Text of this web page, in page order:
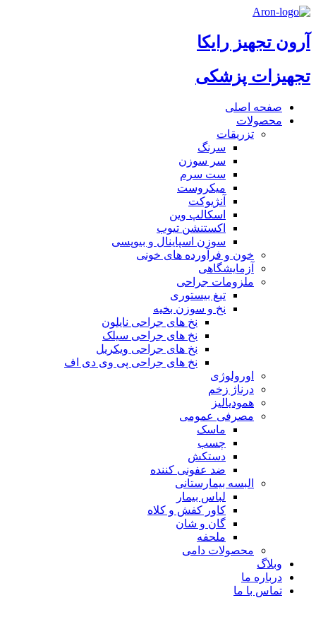
آرون تجهیز رایکا
تجهیزات پزشکی
صفحه اصلی
محصولات
تزریقات
سرنگ
سر سوزن
ست سرم
میکروست
آنژیوکت
اسکالپ وین
اکستنشن تیوب
سوزن اسپاینال و بیوپسی
خون و فرآورده های خونی
آزمایشگاهی
ملزومات جراحی
تیغ بیستوری
نخ و سوزن بخیه
نخ های جراحی نایلون
نخ های جراحی سیلک
نخ های جراحی ویکریل
نخ های جراحی پی وی دی اف
اورولوژی
درناژ زخم
همودیالیز
مصرفی عمومی
ماسک
چسب
دستکش
ضد عفونی کننده
البسه بیمارستانی
لباس بیمار
کاور کفش و کلاه
گان و شان
ملحفه
محصولات دامی
وبلاگ
درباره ما
تماس با ما